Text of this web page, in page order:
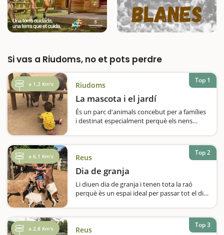
Si vas a Riudoms, no et pots perdre
a 1,2 Km's Riudoms
La mascota i el jardí
És un parc d'animals concebut per a famílies
i destinat especialment perquè els nens
exòtiquesL'espai està dissenyat perquè les
famílies facin un recorregut…
Top 1
a 6,1 Km's Reus
Dia de granja
Li diuen dia de granja i tenen tota la raó
perquè ès un espai ideal per passar tot el dia
el que ofereixen: una ruta per la granja
d’animals durant la qual…
Top 2
a 2,8 Km's Reus
Top 3